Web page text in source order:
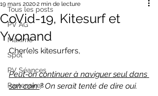
Tous les posts
PV AG
Maxime
Spot
PV Séances
Partenaires
CoVid-19, Kitesurf et
Yvonand
19 mars 20202 min de lecture
Cher(e)s kitesurfers,
Peut-on continuer à naviguer seul dans
son coin ? On serait tenté de dire oui.